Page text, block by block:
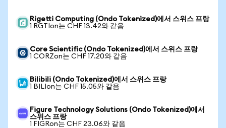
Rigetti Computing (Ondo Tokenized)에서 스위스 프랑
1 RGTIon는 CHF 13.42와 같음
Core Scientific (Ondo Tokenized)에서 스위스 프랑
1 CORZon는 CHF 17.20와 같음
Bilibili (Ondo Tokenized)에서 스위스 프랑
1 BILIon는 CHF 15.05와 같음
Figure Technology Solutions (Ondo Tokenized)에서
스위스 프랑
1 FIGRon는 CHF 23.06와 같음